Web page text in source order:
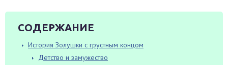
СОДЕРЖАНИЕ
История Золушки с грустным концом
Детство и замужество